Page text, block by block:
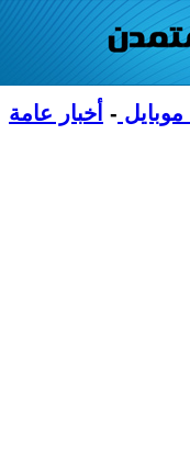
موبايل - أخبار عامة